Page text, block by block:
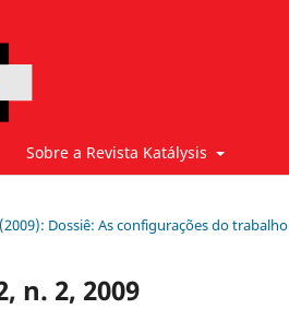
Sobre a Revista Katálysis
Dossiê: As configurações do
n. 2, 2009